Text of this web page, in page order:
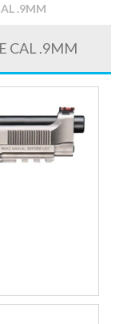
.9MM
CAL .9MM